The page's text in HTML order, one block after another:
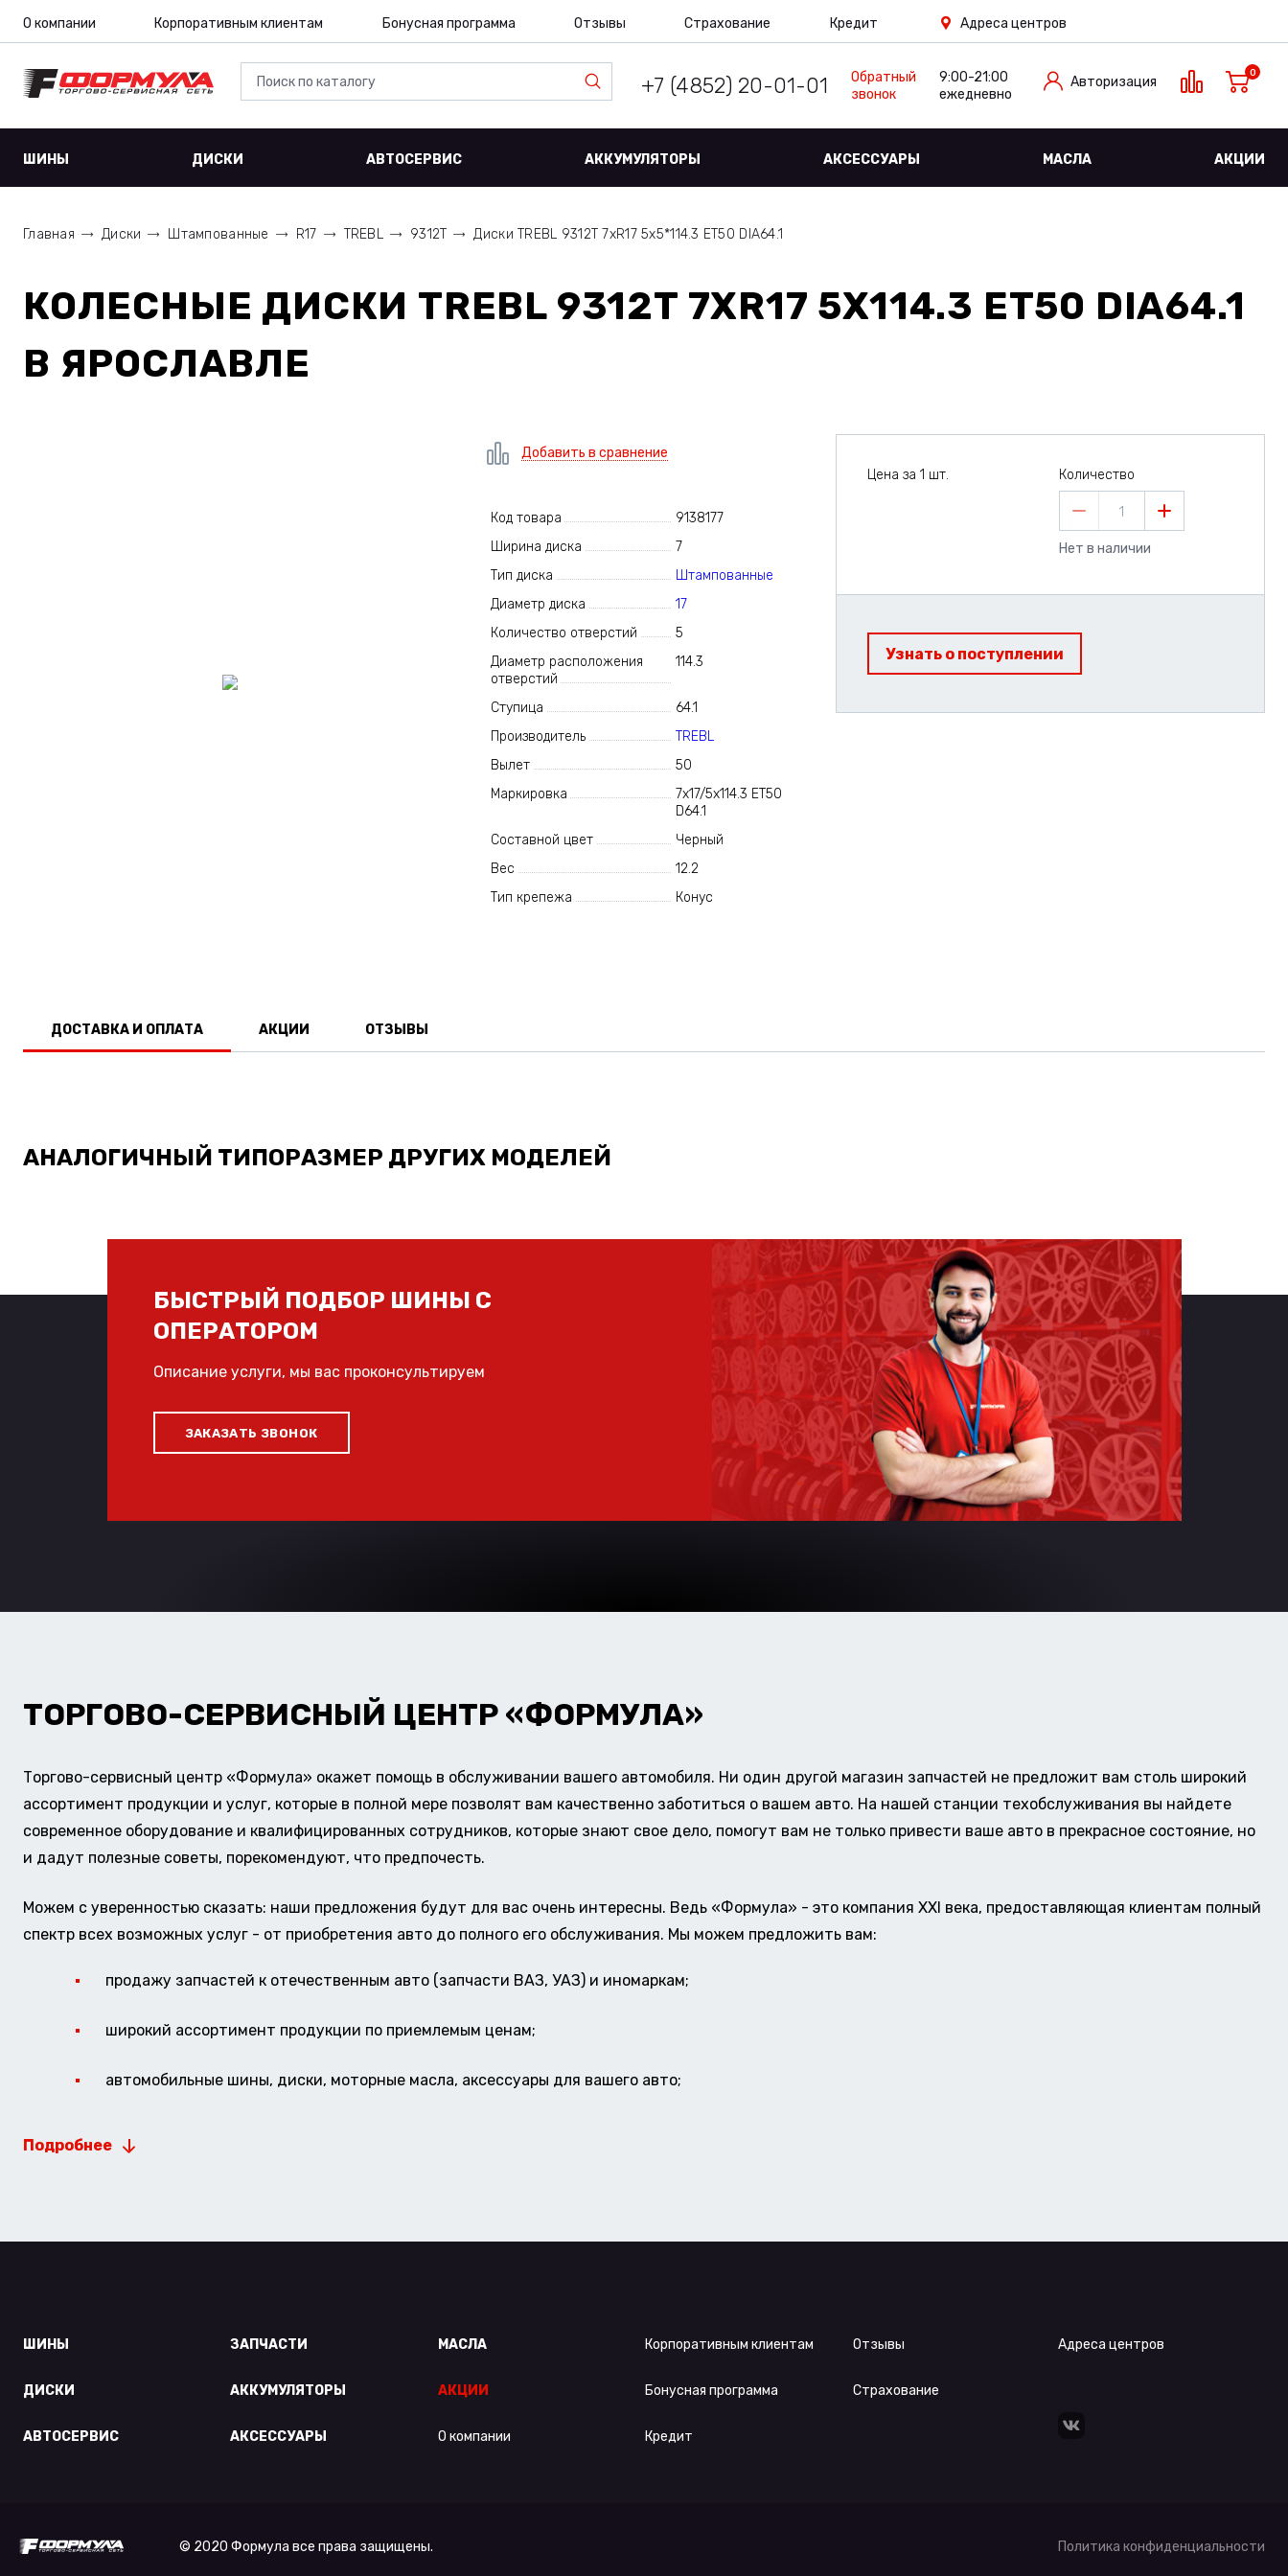
О компании Корпоративным клиентам Бонусная программа Отзывы Страхование Кредит Адреса центров
+7 (4852) 20-01-01
Обратный
звонок
9:00-21:00
ежедневно
Авторизация
0
ШИНЫ ДИСКИ АВТОСЕРВИС АККУМУЛЯТОРЫ АКСЕССУАРЫ МАСЛА АКЦИИ
Главная Диски Штампованные R17 TREBL 9312T Диски TREBL 9312T 7xR17 5x5*114.3 ET50 DIA64.1
КОЛЕСНЫЕ ДИСКИ TREBL 9312T 7XR17 5X114.3 ET50 DIA64.1
В ЯРОСЛАВЛЕ
Добавить в сравнение
Код товара
9138177
Ширина диска
7
Тип диска
Штампованные
Диаметр диска
17
Количество отверстий
5
Диаметр расположения
отверстий
114.3
Ступица
64.1
Производитель
TREBL
Вылет
50
Маркировка
7x17/5x114.3 ET50
D64.1
Составной цвет
Черный
Вес
12.2
Тип крепежа
Конус
Цена за 1 шт. Количество
1
Нет в наличии
Узнать о поступлении
ДОСТАВКА И ОПЛАТА АКЦИИ ОТЗЫВЫ
АНАЛОГИЧНЫЙ ТИПОРАЗМЕР ДРУГИХ МОДЕЛЕЙ
БЫСТРЫЙ ПОДБОР ШИНЫ С
ОПЕРАТОРОМ
Описание услуги, мы вас проконсультируем
ЗАКАЗАТЬ ЗВОНОК
ТОРГОВО-СЕРВИСНЫЙ ЦЕНТР «ФОРМУЛА»
Торгово-сервисный центр «Формула» окажет помощь в обслуживании вашего автомобиля. Ни один другой магазин запчастей не предложит вам столь широкий
ассортимент продукции и услуг, которые в полной мере позволят вам качественно заботиться о вашем авто. На нашей станции техобслуживания вы найдете
современное оборудование и квалифицированных сотрудников, которые знают свое дело, помогут вам не только привести ваше авто в прекрасное состояние, но
и дадут полезные советы, порекомендуют, что предпочесть.
Можем с уверенностью сказать: наши предложения будут для вас очень интересны. Ведь «Формула» - это компания XXI века, предоставляющая клиентам полный
спектр всех возможных услуг - от приобретения авто до полного его обслуживания. Мы можем предложить вам:
продажу запчастей к отечественным авто (запчасти ВАЗ, УАЗ) и иномаркам;
широкий ассортимент продукции по приемлемым ценам;
автомобильные шины, диски, моторные масла, аксессуары для вашего авто;
Подробнее
ШИНЫ
ДИСКИ
АВТОСЕРВИС
ЗАПЧАСТИ
АККУМУЛЯТОРЫ
АКСЕССУАРЫ
МАСЛА
АКЦИИ
О компании
Корпоративным клиентам
Бонусная программа
Кредит
Отзывы
Страхование
Адреса центров
© 2020 Формула все права защищены. Политика конфиденциальности